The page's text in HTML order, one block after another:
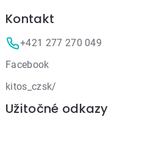
Kontakt
+421 277 270 049
Facebook
kitos_czsk/
Užitočné odkazy